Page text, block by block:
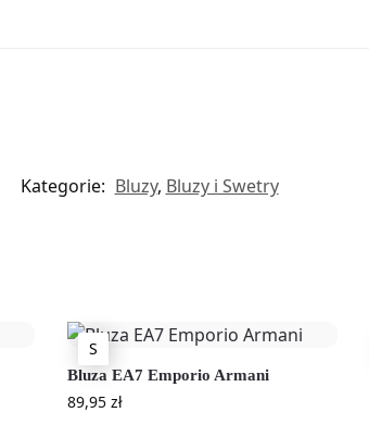
Kategorie: Bluzy, Bluzy i Swetry
S
Bluza EA7 Emporio Armani
89,95zł